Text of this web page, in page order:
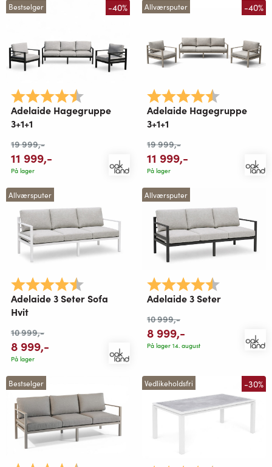
Bestselger -40%
Karakter: 4.8 av 5 mulige
Adelaide Hagegruppe
3+1+1
19 999,-
11 999,-
På lager
Allværsputer -40%
Karakter:
Adelaide Hagegruppe
3+1+1
19 999,-
11 999,-
På lager
Allværsputer
Karakter: 4.8 av 5 mulige
Adelaide 3 Seter Sofa
Hvit
10 999,-
8 999,-
På lager
Allværsputer
Karakter:
Adelaide 3 Seter
10 999,-
8 999,-
På lager 14. august
Bestselger Vedlikeholdsfri -30%